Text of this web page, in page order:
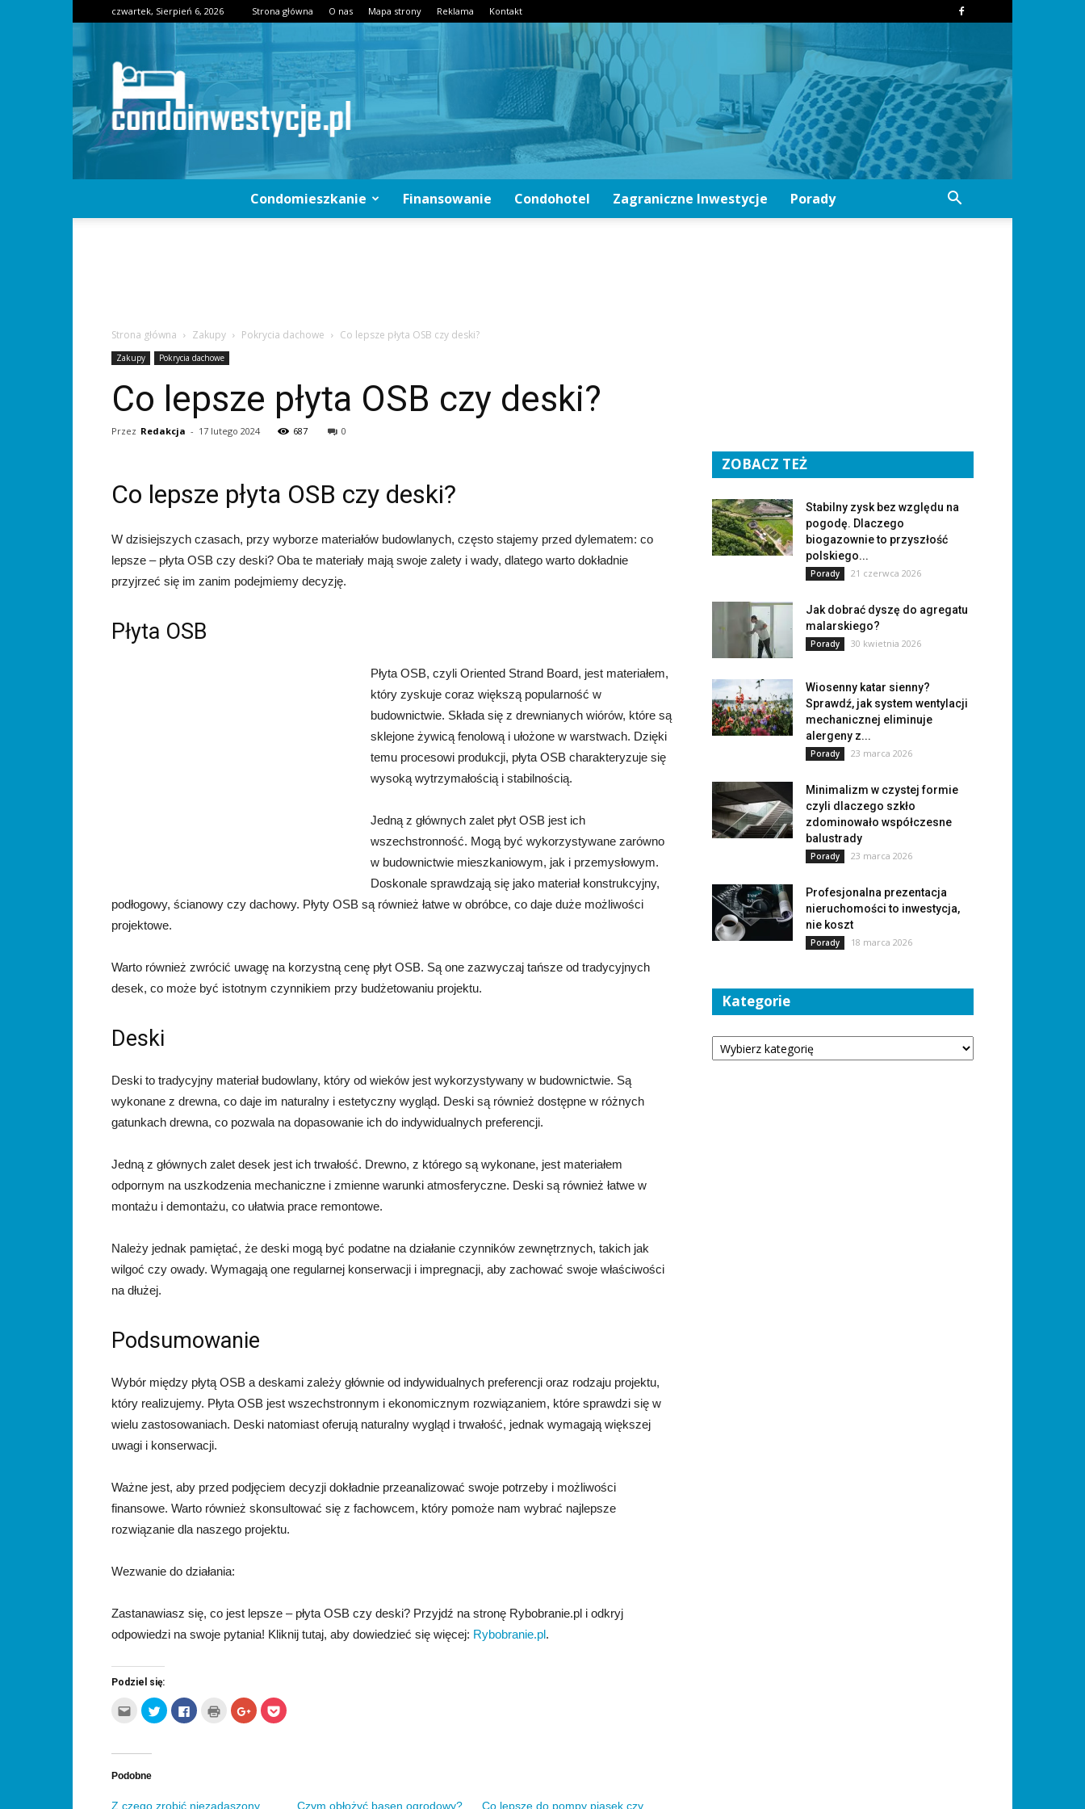
czwartek, Sierpień 6, 2026 Strona główna O nas Mapa strony Reklama Kontakt
Condomieszkanie Finansowanie Condohotel Zagraniczne Inwestycje Porady
Strona główna Zakupy Pokrycia dachowe Co lepsze płyta OSB czy deski?
Zakupy Pokrycia dachowe
Co lepsze płyta OSB czy deski?
Przez Redakcja - 17 lutego 2024 687 0
Co lepsze płyta OSB czy deski?
W dzisiejszych czasach, przy wyborze materiałów budowlanych, często stajemy przed dylematem: co
lepsze – płyta OSB czy deski? Oba te materiały mają swoje zalety i wady, dlatego warto dokładnie
przyjrzeć się im zanim podejmiemy decyzję.
Płyta OSB
Płyta OSB, czyli Oriented Strand Board, jest materiałem,
który zyskuje coraz większą popularność w
budownictwie. Składa się z drewnianych wiórów, które są
sklejone żywicą fenolową i ułożone w warstwach. Dzięki
temu procesowi produkcji, płyta OSB charakteryzuje się
wysoką wytrzymałością i stabilnością.
Jedną z głównych zalet płyt OSB jest ich
wszechstronność. Mogą być wykorzystywane zarówno
w budownictwie mieszkaniowym, jak i przemysłowym.
Doskonale sprawdzają się jako materiał konstrukcyjny,
podłogowy, ścianowy czy dachowy. Płyty OSB są również łatwe w obróbce, co daje duże możliwości
projektowe.
Warto również zwrócić uwagę na korzystną cenę płyt OSB. Są one zazwyczaj tańsze od tradycyjnych
desek, co może być istotnym czynnikiem przy budżetowaniu projektu.
Deski
Deski to tradycyjny materiał budowlany, który od wieków jest wykorzystywany w budownictwie. Są
wykonane z drewna, co daje im naturalny i estetyczny wygląd. Deski są również dostępne w różnych
gatunkach drewna, co pozwala na dopasowanie ich do indywidualnych preferencji.
Jedną z głównych zalet desek jest ich trwałość. Drewno, z którego są wykonane, jest materiałem
odpornym na uszkodzenia mechaniczne i zmienne warunki atmosferyczne. Deski są również łatwe w
montażu i demontażu, co ułatwia prace remontowe.
Należy jednak pamiętać, że deski mogą być podatne na działanie czynników zewnętrznych, takich jak
wilgoć czy owady. Wymagają one regularnej konserwacji i impregnacji, aby zachować swoje właściwości
na dłużej.
Podsumowanie
Wybór między płytą OSB a deskami zależy głównie od indywidualnych preferencji oraz rodzaju projektu,
który realizujemy. Płyta OSB jest wszechstronnym i ekonomicznym rozwiązaniem, które sprawdzi się w
wielu zastosowaniach. Deski natomiast oferują naturalny wygląd i trwałość, jednak wymagają większej
uwagi i konserwacji.
Ważne jest, aby przed podjęciem decyzji dokładnie przeanalizować swoje potrzeby i możliwości
finansowe. Warto również skonsultować się z fachowcem, który pomoże nam wybrać najlepsze
rozwiązanie dla naszego projektu.
Wezwanie do działania:
Zastanawiasz się, co jest lepsze – płyta OSB czy deski? Przyjdź na stronę Rybobranie.pl i odkryj
odpowiedzi na swoje pytania! Kliknij tutaj, aby dowiedzieć się więcej: Rybobranie.pl.
Podziel się:
Kliknij,
aby
wysłać
znajomego
e-
w
Udostępnij
na
Twitterze(Otwiera
Click
to
Kliknij
by
wydrukować(Otwiera
Click
to
share
Click
to
Podobne
Z czego zrobić niezadaszony
Czym obłożyć basen ogrodowy?
Co lepsze do pompy piasek czy
ZOBACZ TEŻ
Stabilny zysk bez względu na
pogodę. Dlaczego
biogazownie to przyszłość
polskiego...
Porady 21 czerwca 2026
Jak dobrać dyszę do agregatu
malarskiego?
Porady 30 kwietnia 2026
Wiosenny katar sienny?
Sprawdź, jak system wentylacji
mechanicznej eliminuje
alergeny z...
Porady 23 marca 2026
Minimalizm w czystej formie
czyli dlaczego szkło
zdominowało współczesne
balustrady
Porady 23 marca 2026
Profesjonalna prezentacja
nieruchomości to inwestycja,
nie koszt
Porady 18 marca 2026
Kategorie
Kategorie